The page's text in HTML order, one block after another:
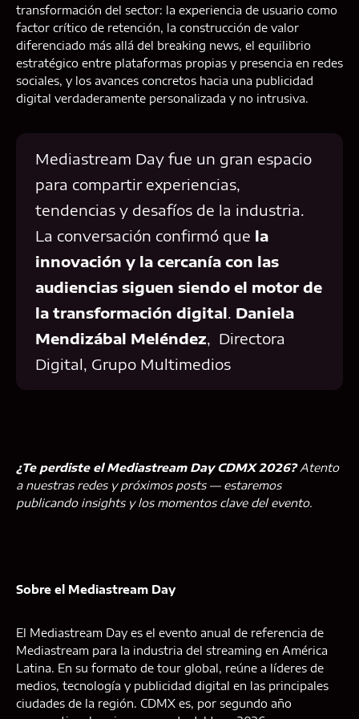
transformación del sector: la experiencia de usuario como
factor crítico de retención, la construcción de valor
diferenciado más allá del breaking news, el equilibrio
estratégico entre plataformas propias y presencia en redes
sociales, y los avances concretos hacia una publicidad
digital verdaderamente personalizada y no intrusiva.
Mediastream Day fue un gran espacio
para compartir experiencias,
tendencias y desafíos de la industria.
La conversación confirmó que la
innovación y la cercanía con las
audiencias siguen siendo el motor de
la transformación digital. Daniela
Mendizábal Meléndez, Directora
Digital, Grupo Multimedios
¿Te perdiste el Mediastream Day CDMX 2026?Atento
a nuestras redes y próximos posts — estaremos
publicando insights y los momentos clave del evento.
Sobre el Mediastream Day
El Mediastream Day es el evento anual de referencia de
Mediastream para la industria del streaming en América
Latina. En su formato de tour global, reúne a líderes de
medios, tecnología y publicidad digital en las principales
ciudades de la región. CDMX es, por segundo año